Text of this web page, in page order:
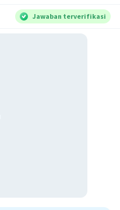
Jawaban terverifikasi